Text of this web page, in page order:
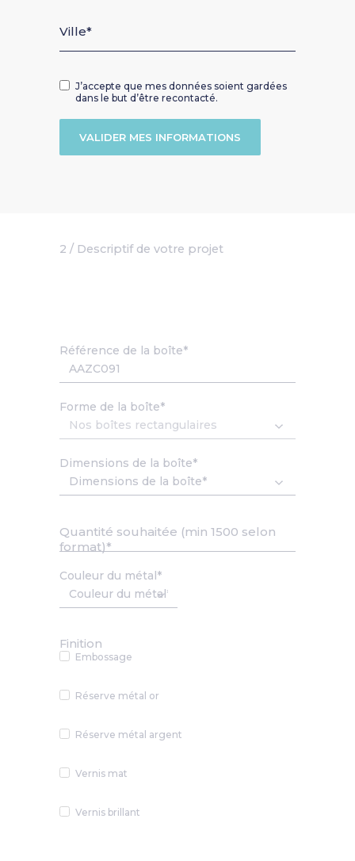
Ville
J’accepte que mes données soient gardées
dans le but d’être recontacté.
VALIDER MES INFORMATIONS
2 / Descriptif de votre projet
Référence de la boîte
Forme de la boîte
Dimensions de la boîte
Quantité souhaitée (min 1500 selon
format)
Couleur du métal
Finition
Embossage
Réserve métal or
Réserve métal argent
Vernis mat
Vernis brillant